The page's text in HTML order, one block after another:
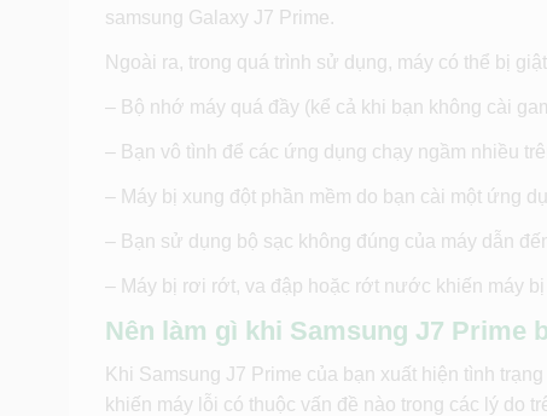
samsung Galaxy J7 Prime.
Ngoài ra, trong quá trình sử dụng, máy có thể bị
– Bộ nhớ máy quá đầy (kể cả khi bạn không cài
– Bạn vô tình để các ứng dụng chạy ngầm nhiều
– Máy bị xung đột phần mềm do bạn cài một ứng
– Bạn sử dụng bộ sạc không đúng của máy dẫn
– Máy bị rơi rớt, va đập hoặc rớt nước khiến máy
Nên làm gì khi Samsung J7 Prime
Khi Samsung J7 Prime của bạn xuất hiện tình
khiến máy lỗi có thuộc vấn đề nào trong các lý do